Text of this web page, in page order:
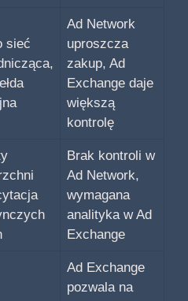
sieć
Ad Network
uproszcza
zakup, Ad
Exchange daje
większą
kontrolę
Brak kontroli w
Ad Network,
wymagana
analityka w Ad
Exchange
Ad Exchange
pozwala na